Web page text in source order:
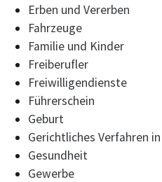
Erben und Vererben
Fahrzeuge
Familie und Kinder
Freiberufler
Freiwilligendienste
Führerschein
Geburt
Gerichtliches Verfahren in
Gesundheit
Gewerbe